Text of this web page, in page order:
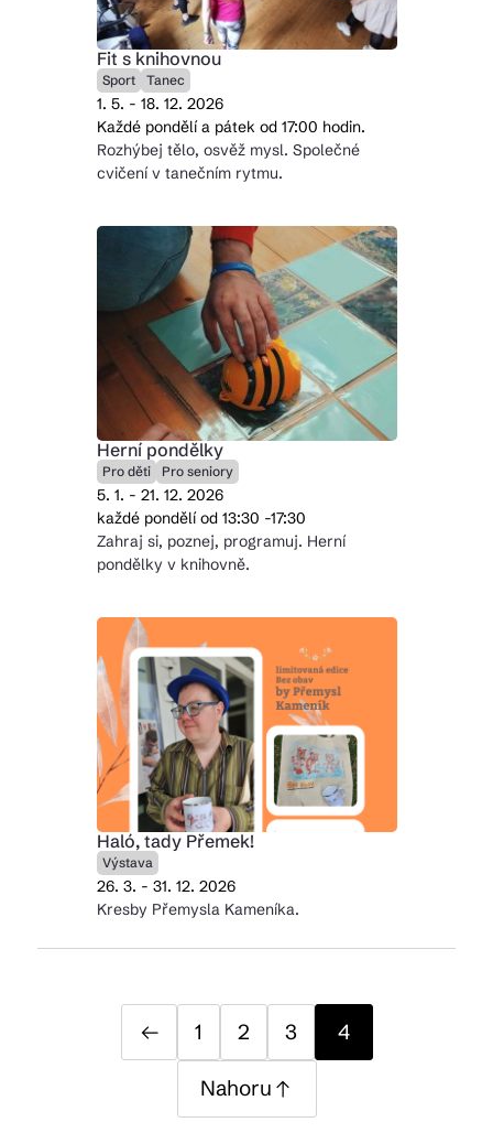
Fit s knihovnou
Sport Tanec
1. 5. - 18. 12. 2026
Každé pondělí a pátek od 17:00 hodin.
Rozhýbej tělo, osvěž mysl. Společné
cvičení v tanečním rytmu.
Herní pondělky
Pro děti Pro seniory
5. 1. - 21. 12. 2026
každé pondělí od 13:30 -17:30
Zahraj si, poznej, programuj. Herní
pondělky v knihovně.
Haló, tady Přemek!
Výstava
26. 3. - 31. 12. 2026
Kresby Přemysla Kameníka.
Nahoru
1 2 3 4